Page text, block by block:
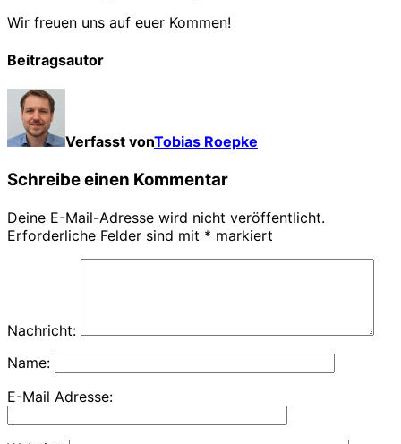
Wir freuen uns auf euer Kommen!
Beitragsautor
Verfasst vonTobias Roepke
Schreibe einen Kommentar
Deine E-Mail-Adresse wird nicht veröffentlicht.
Erforderliche Felder sind mit * markiert
Nachricht:
Name:
E-Mail Adresse: